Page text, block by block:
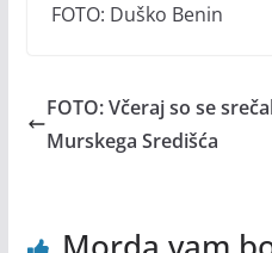
FOTO: Duško Benin
FOTO: Včeraj so se
Murskega Središća